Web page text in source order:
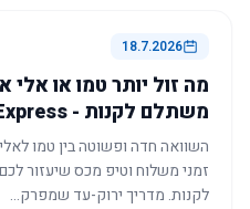
18.7.2026
מה זול יותר טמו או
משתלם לקנות - Temu vs AliExpress
השוואה חדה ופשוטה בין טמו
זמני משלוח וטיפ מכס שיעזור
לקנות. מדריך ירוק-עד שמפרק…